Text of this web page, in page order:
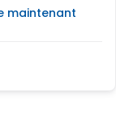
maintenant